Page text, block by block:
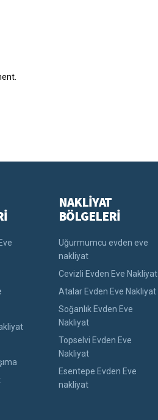
NAKLİYAT
BÖLGELERİ
Uğurmumcu evden eve
nakliyat
Cevizli Evden Eve Nakliyat
Atalar Evden Eve Nakliyat
Soğanlık Evden Eve
Nakliyat
Topselvi Evden Eve
Nakliyat
Esentepe Evden Eve
nakliyat